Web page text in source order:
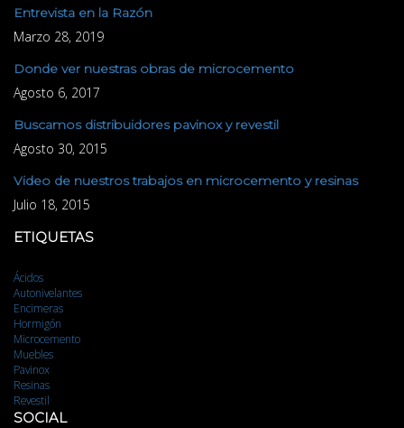
Entrevista en la Razón
Marzo 28, 2019
Donde ver nuestras obras de microcemento
Agosto 6, 2017
Buscamos distribuidores pavinox y revestil
Agosto 30, 2015
Video de nuestros trabajos en microcemento y resinas
Julio 18, 2015
ETIQUETAS
Ácidos
Autonivelantes
Encimeras
Hormigón
Microcemento
Muebles
Pavinox
Resinas
Revestil
SOCIAL